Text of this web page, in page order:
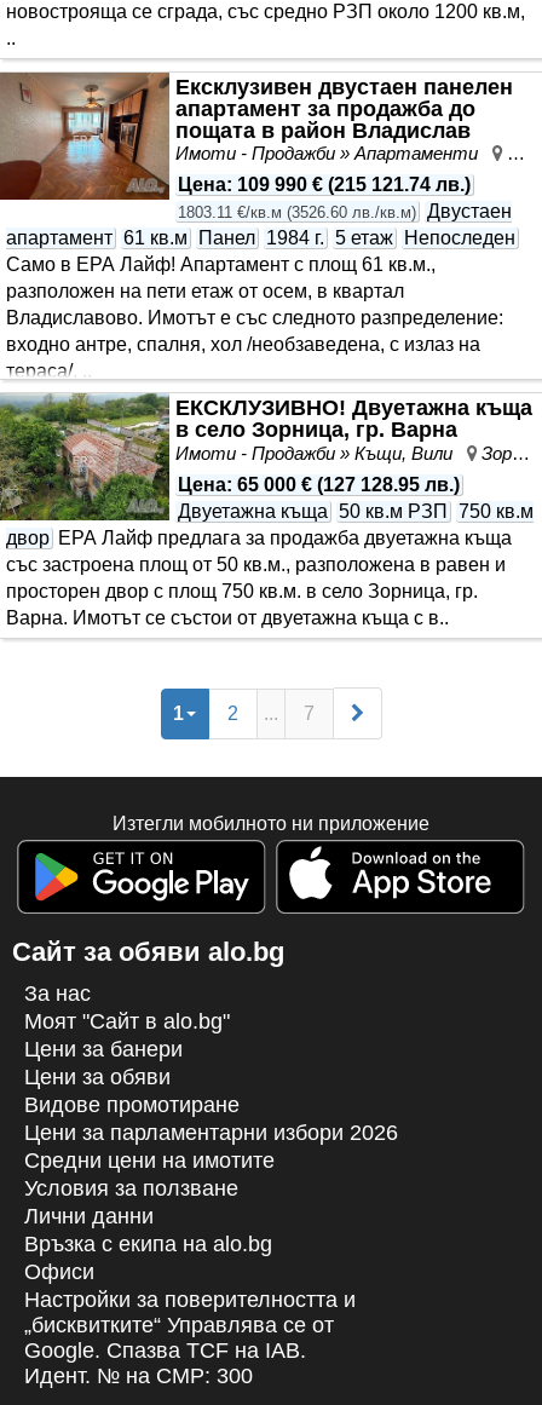
новострояща се сграда, със средно РЗП около 1200 кв.м,
..
Ексклузивен двустаен панелен
апартамент за продажба до
пощата в район Владислав
Варненчик, Варна
Имоти - Продажби » Апартаменти
Цена: 109 990 € (215 121.74 лв.)
1803.11 €/кв.м (3526.60 лв./кв.м) Двустаен
апартамент 61 кв.м Панел 1984 г. 5 етаж
Непоследен
Само в ЕРА Лайф! Апартамент с площ 61 кв.м.,
разположен на пети етаж от осем, в квартал
Владиславово. Имотът е със следното разпределение:
входно антре, спалня, хол /необзаведена, с излаз на
тераса/, ..
ЕКСКЛУЗИВНО! Двуетажна къща
в село Зорница, гр. Варна
Имоти - Продажби » Къщи, Вили
Зорница, област Варна
Цена: 65 000 € (127 128.95 лв.)
Двуетажна къща 50 кв.м РЗП
750 кв.м
двор ЕРА Лайф предлага за продажба двуетажна къща
със застроена площ от 50 кв.м., разположена в равен и
просторен двор с площ 750 кв.м. в село Зорница, гр.
Варна. Имотът се състои от двуетажна къща с в..
1 2 ... 7
Изтегли мобилното ни приложение
Сайт за обяви alo.bg
За нас
Моят "Сайт в alo.bg"
Цени за банери
Цени за обяви
Видове промотиране
Цени за парламентарни избори 2026
Средни цени на имотите
Условия за ползване
Лични данни
Връзка с екипa на alo.bg
Офиси
Настройки за поверителността и
„бисквитките“ Управлява се от
Google. Спазва TCF на IAB.
Идент. № на CMP: 300